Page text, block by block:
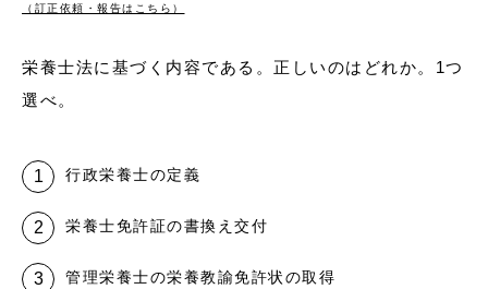
（訂正依頼・報告はこちら）
栄養士法に基づく内容である。正しいのはどれか。1つ
選べ。
行政栄養士の定義
栄養士免許証の書換え交付
管理栄養士の栄養教諭免許状の取得